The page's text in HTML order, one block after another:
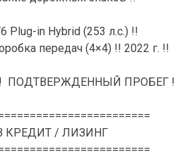
Plug-in Hybrid (253 л.с.) !!
передач (4×4) !! 2022 г. !!
ПОДТВЕРЖДЕННЫЙ ПРОБЕГ !
КРЕДИТ / ЛИЗИНГ